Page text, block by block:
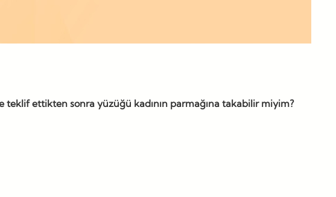
ettikten sonra yüzüğü kadının parmağına takabilir miyim?